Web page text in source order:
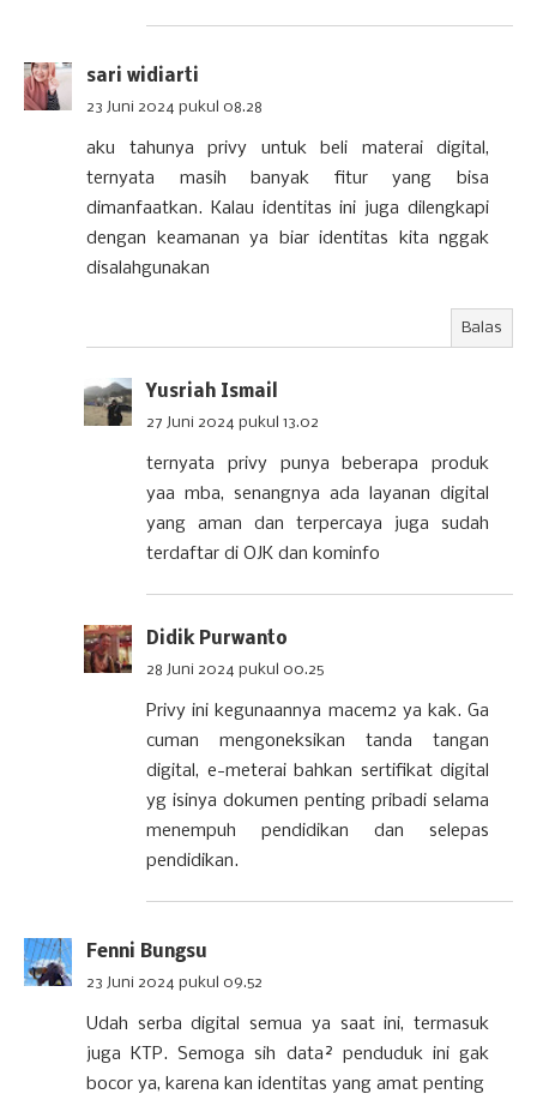
sari widiarti
23 Juni 2024 pukul 08.28
aku tahunya privy untuk beli materai digital,
ternyata masih banyak fitur yang bisa
dimanfaatkan. Kalau identitas ini juga dilengkapi
dengan keamanan ya biar identitas kita nggak
disalahgunakan
Balas
Yusriah Ismail
27 Juni 2024 pukul 13.02
ternyata privy punya beberapa produk
yaa mba, senangnya ada layanan digital
yang aman dan terpercaya juga sudah
terdaftar di OJK dan kominfo
Didik Purwanto
28 Juni 2024 pukul 00.25
Privy ini kegunaannya macem2 ya kak. Ga
cuman mengoneksikan tanda tangan
digital, e-meterai bahkan sertifikat digital
yg isinya dokumen penting pribadi selama
menempuh pendidikan dan selepas
pendidikan.
Fenni Bungsu
23 Juni 2024 pukul 09.52
Udah serba digital semua ya saat ini, termasuk
juga KTP. Semoga sih data² penduduk ini gak
bocor ya, karena kan identitas yang amat penting